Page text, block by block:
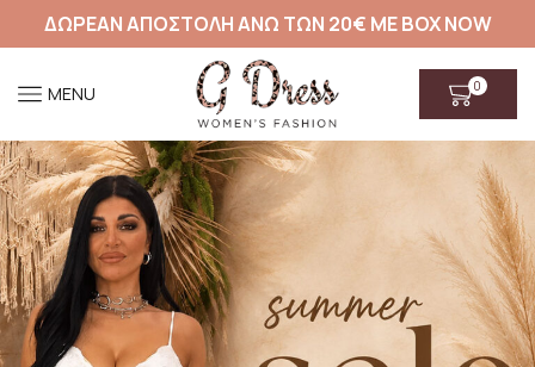
ΔΩΡΕΑΝ ΑΠΟΣΤΟΛΗ ΑΝΩ ΤΩΝ 20€ ΜΕ BOX NOW
MENU 0